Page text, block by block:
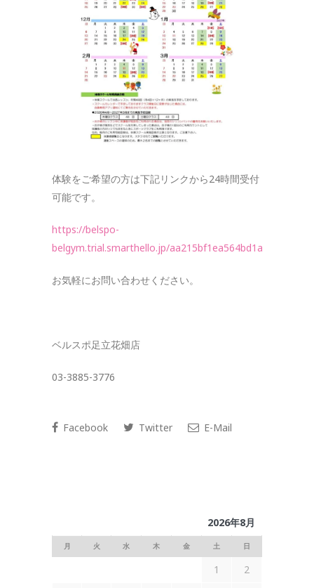
体験をご希望の方は下記リンクから24時間受付
可能です。
https://belspo-
belgym.trial.smarthello.jp/
お気軽にお問い合わせください。
ベルスポ足立花畑店
03-3885-3776
Facebook Twitter E-Mail
2026年8月
月 火 水 木 金 土 日
1
2